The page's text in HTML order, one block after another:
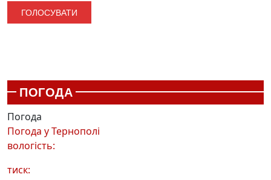
ПОГОДА
Погода
Погода уТернополі
вологість:
тиск: